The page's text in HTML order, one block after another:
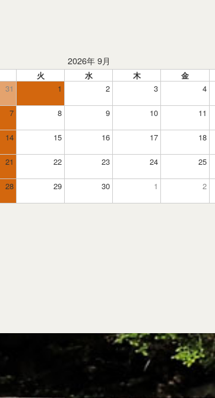
2026年 9月
火 水 木 金
31 1 2 3 4
7 8 9 10 11
14 15 16 17 18
21 22 23 24 25
28 29 30 1 2